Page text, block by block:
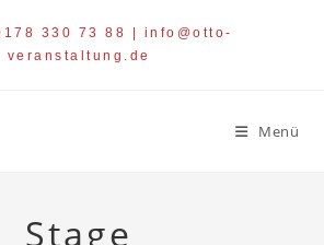
330 73 88 | info@otto-
veranstaltung.de
Menü
Stage